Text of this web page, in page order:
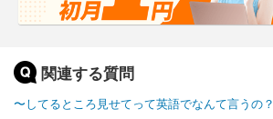
関連する質問
〜してるところ見せてって英語でなんて言うの？